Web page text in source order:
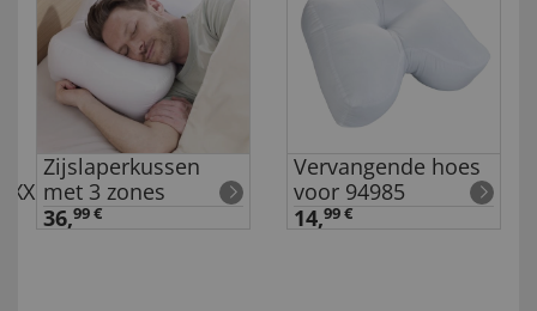
Zijslaperkussen
met 3 zones
36,99 €
Vervangende hoes
voor 94985
14,99 €